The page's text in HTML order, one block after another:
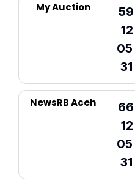
My Auction 59
12
05
31
NewsRB Aceh 66
12
05
31